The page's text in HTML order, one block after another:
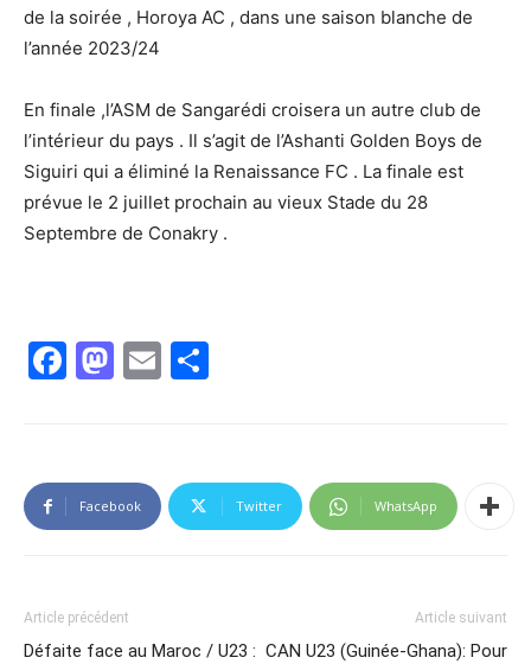
de la soirée , Horoya AC , dans une saison blanche de
l’année 2023/24
En finale ,l’ASM de Sangarédi croisera un autre club de
l’intérieur du pays . Il s’agit de l’Ashanti Golden Boys de
Siguiri qui a éliminé la Renaissance FC . La finale est
prévue le 2 juillet prochain au vieux Stade du 28
Septembre de Conakry .
Facebook
Mastodon
Email
Facebook Twitter WhatsApp
Article précédent
Défaite face au Maroc / U23 :
Article suivant
CAN U23 (Guinée-Ghana): Pour